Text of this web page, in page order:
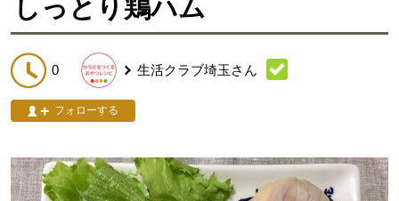
しっとり鶏ハム
0 生活クラブ埼玉 さん
フォローする